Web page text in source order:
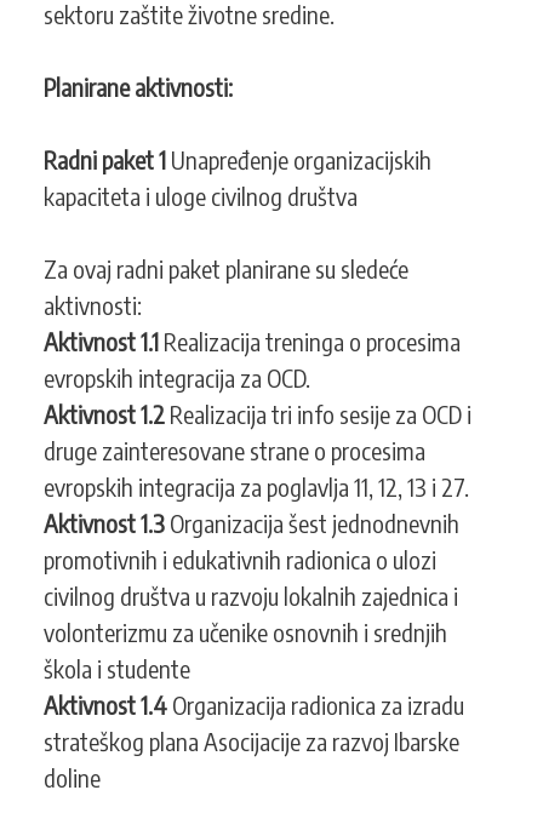
sektoru zaštite životne sredine.
Planirane aktivnosti:
Radni paket 1 Unapređenje organizacijskih
kapaciteta i uloge civilnog društva
Za ovaj radni paket planirane su sledeće
aktivnosti:
Aktivnost 1.1 Realizacija treninga o procesima
evropskih integracija za OCD.
Aktivnost 1.2 Realizacija tri info sesije za OCD i
druge zainteresovane strane o procesima
evropskih integracija za poglavlja 11, 12, 13 i 27.
Aktivnost 1.3 Organizacija šest jednodnevnih
promotivnih i edukativnih radionica o ulozi
civilnog društva u razvoju lokalnih zajednica i
volonterizmu za učenike osnovnih i srednjih
škola i studente
Aktivnost 1.4 Organizacija radionica za izradu
strateškog plana Asocijacije za razvoj Ibarske
doline